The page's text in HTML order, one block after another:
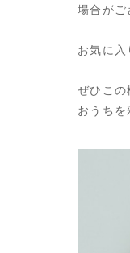
場合がご
お気に入
ぜひこ
おうちを